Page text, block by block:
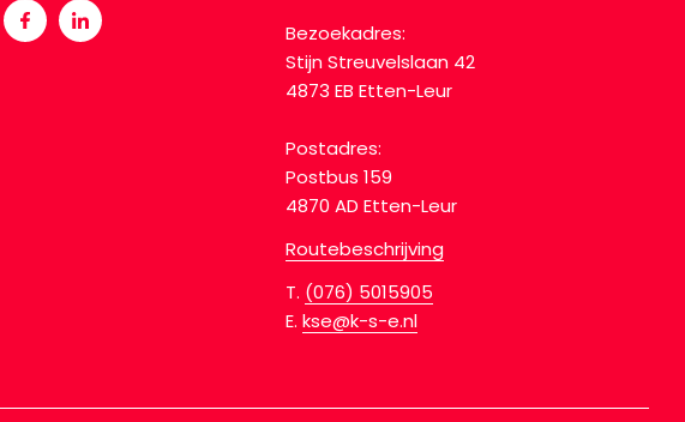
Bezoekadres:
Stijn Streuvelslaan 42
4873 EB Etten-Leur
Postadres:
Postbus 159
4870 AD Etten-Leur
Routebeschrijving
T. (076) 5015905
E. kse@k-s-e.nl